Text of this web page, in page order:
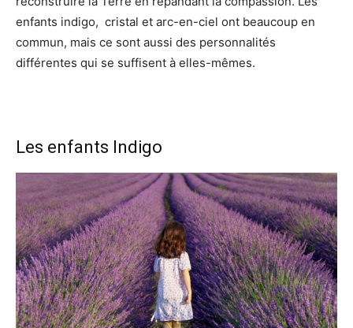
enfants indigo, cristal et arc-en-ciel ont beaucoup en
commun, mais ce sont aussi des personnalités
différentes qui se suffisent à elles-mêmes.
Les enfants Indigo